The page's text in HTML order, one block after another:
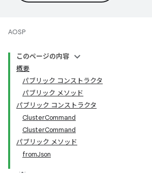
AOSP
このページの内容
概要
パブリック コンストラクタ
パブリック メソッド
パブリック コンストラクタ
ClusterCommand
ClusterCommand
パブリック メソッド
fromJson